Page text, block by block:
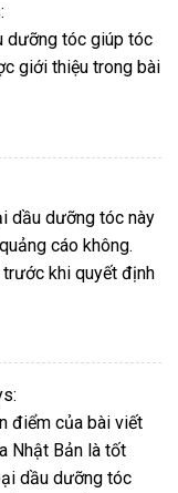
dưỡng tóc giúp tóc
giới thiệu trong bài
dầu dưỡng tóc này
cáo không.
khi quyết định
điểm của bài viết
Nhật Bản là tốt
dầu dưỡng tóc